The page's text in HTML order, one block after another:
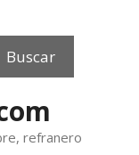
Buscar
refranero